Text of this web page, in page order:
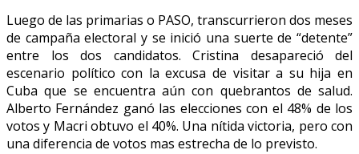
Luego de las primarias o PASO, transcurrieron dos meses
de campaña electoral y se inició una suerte de “detente”
entre los dos candidatos. Cristina desapareció del
escenario político con la excusa de visitar a su hija en
Cuba que se encuentra aún con quebrantos de salud.
Alberto Fernández ganó las elecciones con el 48% de los
votos y Macri obtuvo el 40%. Una nítida victoria, pero con
una diferencia de votos mas estrecha de lo previsto.